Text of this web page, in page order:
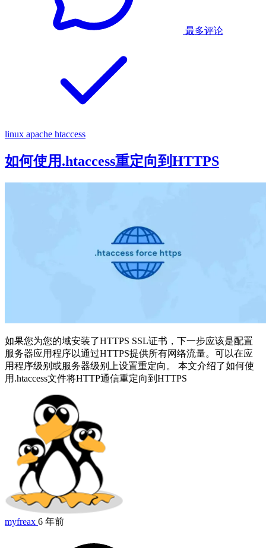
最多评论
linux apache htaccess
如何使用.htaccess重定向到HTTPS
如果您为您的域安装了HTTPS SSL证书，下一步应该是配置
服务器应用程序以通过HTTPS提供所有网络流量。可以在应
用程序级别或服务器级别上设置重定向。 本文介绍了如何使
用.htaccess文件将HTTP通信重定向到HTTPS
myfreax 6 年前